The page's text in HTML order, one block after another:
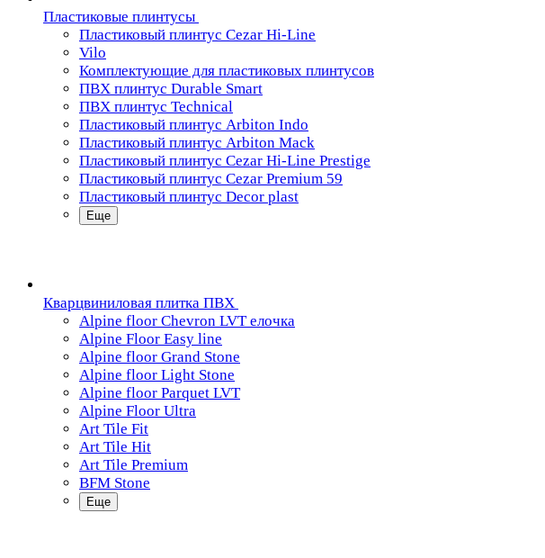
Пластиковые плинтусы
Пластиковый плинтус Cezar Hi-Line
Vilo
Комплектующие для пластиковых плинтусов
ПВХ плинтус Durable Smart
ПВХ плинтус Technical
Пластиковый плинтус Arbiton Indo
Пластиковый плинтус Arbiton Mack
Пластиковый плинтус Cezar Hi-Line Prestige
Пластиковый плинтус Cezar Premium 59
Пластиковый плинтус Decor plast
Еще
Кварцвиниловая плитка ПВХ
Alpine floor Chevron LVT елочка
Alpine Floor Easy line
Alpine floor Grand Stone
Alpine floor Light Stone
Alpine floor Parquet LVT
Alpine Floor Ultra
Art Tile Fit
Art Tile Hit
Art Tile Premium
BFM Stone
Еще